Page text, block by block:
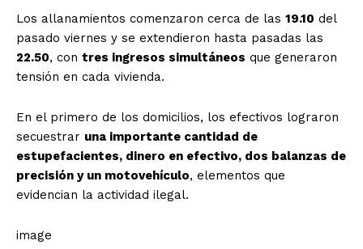
Los allanamientos comenzaron cerca de las 19.10 del
pasado viernes y se extendieron hasta pasadas las
22.50, con tres ingresos simultáneos que generaron
tensión en cada vivienda.
En el primero de los domicilios, los efectivos lograron
secuestrar una importante cantidad de
estupefacientes, dinero en efectivo, dos balanzas de
precisión y un motovehículo, elementos que
evidencian la actividad ilegal.
image